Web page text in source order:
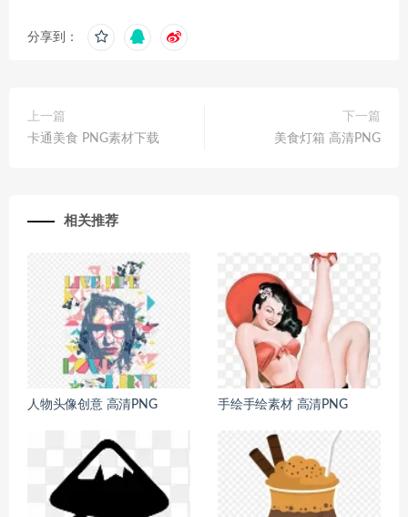
分享到：
上一篇
卡通美食 PNG素材下载
下一篇
美食灯箱 高清PNG
相关推荐
人物头像创意 高清PNG 手绘手绘素材 高清PNG